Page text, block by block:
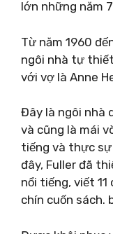
lớn những năm
Từ năm 1960
ngôi nhà tự
với vợ là Anne
Đây là ngôi nhà
và cũng là mái
tiếng và thực
đây, Fuller đã
nổi tiếng, viết
chín cuốn sách.